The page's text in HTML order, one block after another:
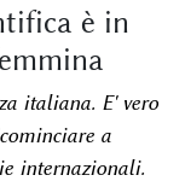
è in
italiana. E' vero
a
internazionali.